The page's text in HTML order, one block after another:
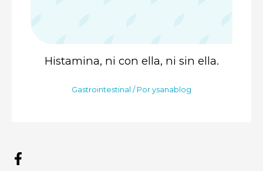
Histamina, ni con ella, ni sin ella.
Gastrointestinal / Por ysanablog